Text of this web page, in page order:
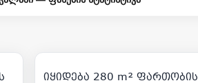
12
280 000 | m² 1 000
იყიდება 280 m² ფართობის